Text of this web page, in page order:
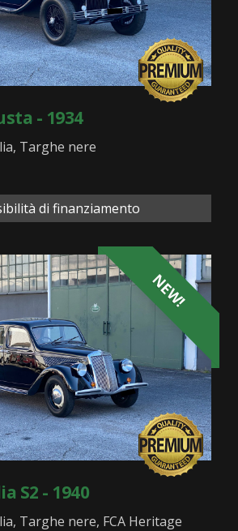
- 1934
Targhe nere
di finanziamento
NEW!
S2 - 1940
Targhe nere, FCA Heritage